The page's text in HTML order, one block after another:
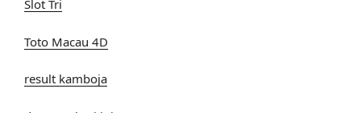
Slot Tri
Toto Macau 4D
result kamboja